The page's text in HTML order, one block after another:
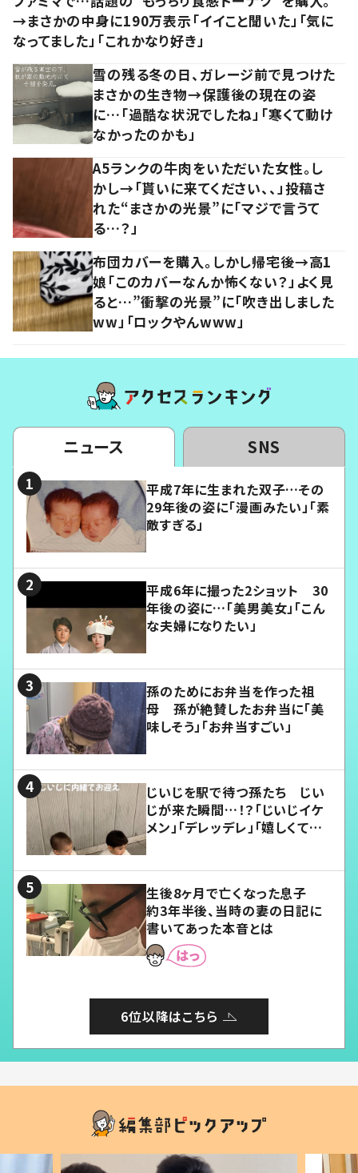
→まさかの中身に190万表示「イイこと聞いた」「気に
なってました」「これかなり好き」
雪の残る冬の日、ガレージ前で見つけた
まさかの生き物→保護後の現在の姿
に…「過酷な状況でしたね」「寒くて動け
なかったのかも」
A5ランクの牛肉をいただいた女性。し
かし→「貰いに来てください、、」投稿さ
れた“まさかの光景”に「マジで言うて
る…？」
布団カバーを購入。しかし帰宅後→高1
娘「このカバーなんか怖くない？」よく見
ると…”衝撃の光景”に「吹き出しました
ww」「ロックやんwww」
ニュース SNS
平成7年に生まれた双子…その
29年後の姿に「漫画みたい」「素
敵すぎる」
平成6年に撮った2ショット 30
年後の姿に…「美男美女」「こん
な夫婦になりたい」
孫のためにお弁当を作った祖
母 孫が絶賛したお弁当に「美
味しそう」「お弁当すごい」
じいじを駅で待つ孫たち じい
じが来た瞬間…！？「じいじイケ
メン」「デレッデレ」「嬉しくて可
生後8ヶ月で亡くなった息子
約3年半後、当時の妻の日記に
書いてあった本音とは
6位以降はこちら